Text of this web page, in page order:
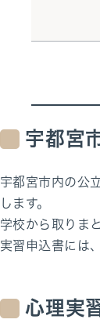
宇都宮
宇都宮市内の公
します。
学校から取りま
実習申込書には
心理実